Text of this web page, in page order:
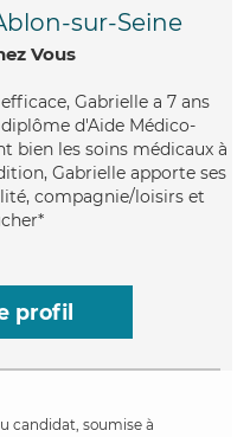
sur-Seine
Vous
Gabrielle a 7 ans
d'Aide Médico-
bien les soins médicaux à
Gabrielle apporte ses
compagnie/loisirs et
profil
candidat, soumise à